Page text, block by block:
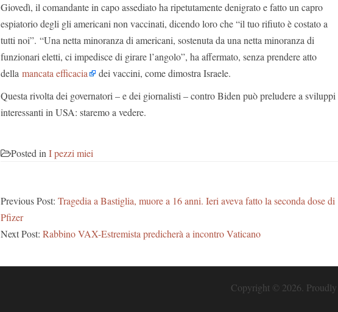
Giovedì, il comandante in capo assediato ha ripetutamente denigrato e fatto un capro
espiatorio degli gli americani non vaccinati, dicendo loro che “il tuo rifiuto è costato a
tutti noi”. “Una netta minoranza di americani, sostenuta da una netta minoranza di
funzionari eletti, ci impedisce di girare l’angolo”, ha affermato, senza prendere atto
della mancata efficacia
dei vaccini, come dimostra Israele.
Questa rivolta dei governatori – e dei giornalisti – contro Biden può preludere a sviluppi
interessanti in USA: staremo a vedere.
Posted in I pezzi miei
Previous Post: Tragedia a Bastiglia, muore a 16 anni. Ieri aveva fatto la seconda dose di
Pfizer
Next Post: Rabbino VAX-Estremista predicherà a incontro Vaticano
Copyright © 2026. Proudly